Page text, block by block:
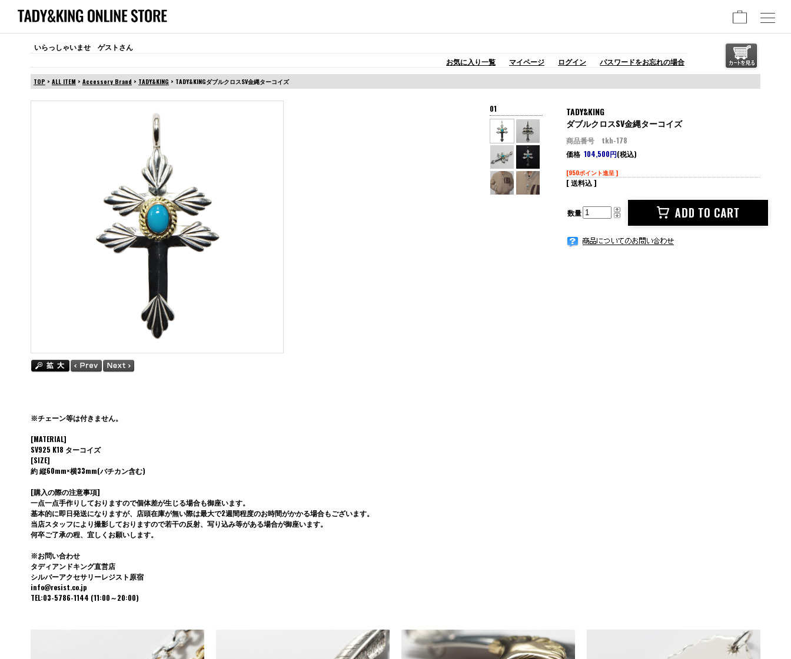
いらっしゃいませ ゲストさん
お気に入り一覧
マイページ ログイン パスワードをお忘れの場合
TOP > ALL ITEM > Accessory Brand > TADY&KING > TADY&KINGダブルクロスSV金縄ターコイズ
TADY&KING
ダブルクロスSV金縄ターコイズ
商品番号 tkh-178
価格 104,500円(税込)
[950ポイント進呈 ]
[ 送料込 ]
数量
01
※チェーン等は付きません。
[MATERIAL]
SV925 K18 ターコイズ
[SIZE]
約 縦60mm×横33mm(バチカン含む)
[購入の際の注意事項]
一点一点手作りしておりますので個体差が生じる場合も御座います。
基本的に即日発送になりますが、店頭在庫が無い際は最大で2週間程度のお時間がかかる場合もございます。
当店スタッフにより撮影しておりますので若干の反射、写り込み等がある場合が御座います。
何卒ご了承の程、宜しくお願いします。
※お問い合わせ
タディアンドキング直営店
シルバーアクセサリーレジスト原宿
info@resist.co.jp
TEL:03-5786-1144 (11:00～20:00)